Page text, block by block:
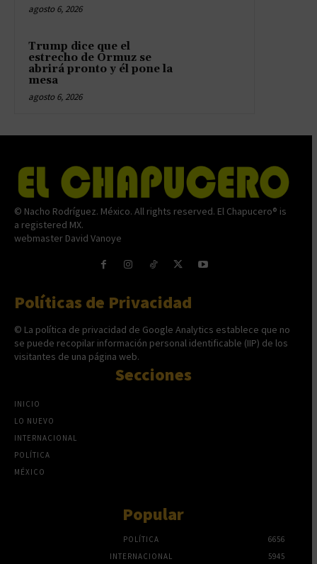
agosto 6, 2026
Trump dice que el
estrecho de Ormuz se
abrirá pronto y él pone la
mesa
agosto 6, 2026
© Nacho Rodríguez. México. All rights reserved. El Chapucero® is
a registered MX.
webmaster David Vanoye
Políticas de Privacidad
© La política de privacidad de Google Analytics establece que no
se puede recopilar información personal identificable (IIP) de los
visitantes de una página web.
Secciones
INICIO
LO NUEVO
INTERNACIONAL
POLÍTICA
MÉXICO
Popular
POLÍTICA
6656
INTERNACIONAL
5945